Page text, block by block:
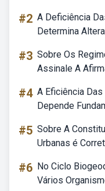
#2 A Deficiência
Determina
#3 Sobre Os
Assinale A
#4 A Eficiência
Depende
#5 Sobre A
Urbanas é
#6 No Ciclo
Vários